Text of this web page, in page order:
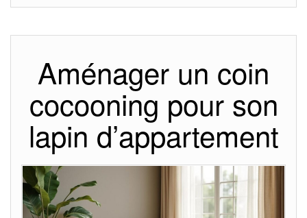
Aménager un coin
cocooning pour son
lapin d’appartement